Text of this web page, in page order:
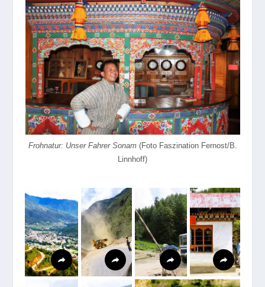
Frohnatur: Unser Fahrer Sonam(Foto Faszination Fernost/B.
Linnhoff)